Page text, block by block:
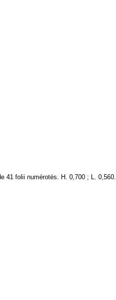
41 folii numérotés. H. 0,700 ; L. 0,560.